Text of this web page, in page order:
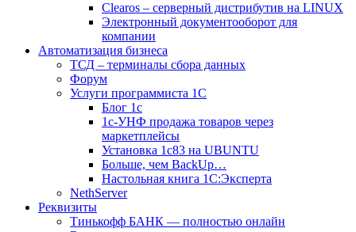
Сlearos – серверный дистрибутив на LINUX
Электронный документооборот для
компании
Автоматизация бизнеса
ТСД – терминалы сбора данных
Форум
Услуги программиста 1С
Блог 1с
1с-УНФ продажа товаров через
маркетплейсы
Установка 1с83 на UBUNTU
Больше, чем BackUp…
Настольная книга 1С:Эксперта
NethServer
Реквизиты
Тинькофф БАНК — полностью онлайн